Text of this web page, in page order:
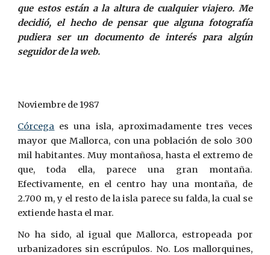
que estos están a la altura de cualquier viajero. Me
decidió, el hecho de pensar que alguna fotografía
pudiera ser un documento de interés para algún
seguidor de la web.
Noviembre de 1987
Córcega es una isla, aproximadamente tres veces
mayor que Mallorca, con una población de solo 300
mil habitantes. Muy montañosa, hasta el extremo de
que, toda ella, parece una gran montaña.
Efectivamente, en el centro hay una montaña, de
2.700 m, y el resto de la isla parece su falda, la cual se
extiende hasta el mar.
No ha sido, al igual que Mallorca, estropeada por
urbanizadores sin escrúpulos. No. Los mallorquines,